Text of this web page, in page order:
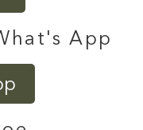
App